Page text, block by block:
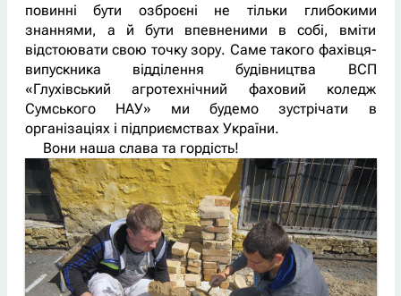
повинні бути озброєні не тільки глибокими
знаннями, а й бути впевненими в собі, вміти
відстоювати свою точку зору. Саме такого фахівця-
випускника відділення будівництва ВСП
«Глухівський агротехнічний фаховий коледж
Сумського НАУ» ми будемо зустрічати в
організаціях і підприємствах України.
Вони наша слава та гордість!